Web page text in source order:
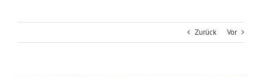
Zurück Vor